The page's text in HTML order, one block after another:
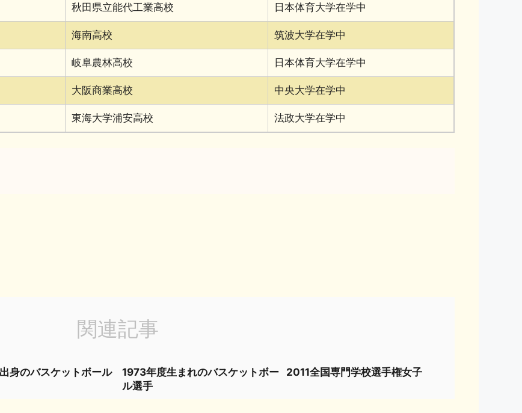
秋田県立能代工業高校 日本体育大学在学中
海南高校 筑波大学在学中
岐阜農林高校 日本体育大学在学中
大阪商業高校 中央大学在学中
東海大学浦安高校 法政大学在学中
関連記事
身のバスケットボール
1973年度生まれのバスケットボー
ル選手
2011全国専門学校選手権女子